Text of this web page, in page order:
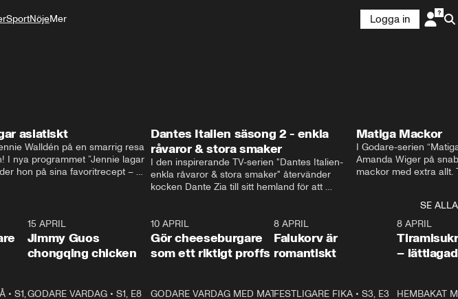
SportNöjeMer
Logga in
asiatiskt
Walldén på en smarrig resa
I nya programmet ”Jennie lagar
hon på sina favoritrecept –
Dantes Italien säsong 2 - enkla
råvaror & stora smaker
I den inspirerande TV-serien "Dantes Italien-
enkla råvaror & stora smaker" återvänder
kocken Dante Zia till sitt hemland för att
Dante regionen Emilia-Romagna och staden
Parma, där han upptäcker den genuina
matfilosofin Cucina Povera.
Matiga Mackor
I Godare-serien
Amanda Wiger på
mackor med extra allt.
italiensk variant med
festliga snittar som
SE ALLA
15 APRIL
Jimmy Guos
chongqing chicken
2:04
10 APRIL
Gör cheeseburgare
som ett riktigt proffs
0:43
8 APRIL
Falukorv är
romantiskt
8 APRIL
–
26:05
• S1, E3 9:22
GODARE VARDAG• S1, E8 11:35
GODARE VARDAG MED MATTIAS LARSSON•S1, E6 13:18
FESTLIGARE FIKA •S3, E3 HEMBAKAT